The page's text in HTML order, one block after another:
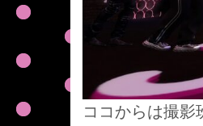
ココからは撮